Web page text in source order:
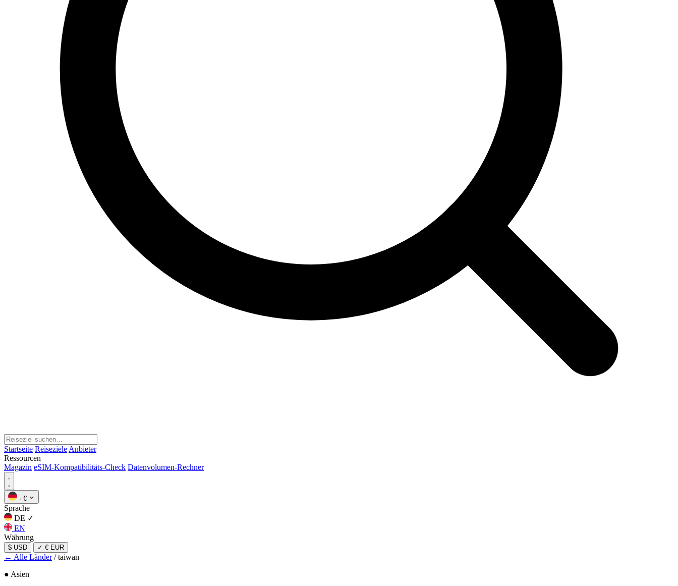
Startseite Reiseziele Anbieter
Ressourcen
Magazin eSIM-Kompatibilitäts-Check Datenvolumen-Rechner
· €
Sprache
DE ✓
EN
Währung
$ USD ✓ € EUR
← Alle Länder / taiwan
● Asien